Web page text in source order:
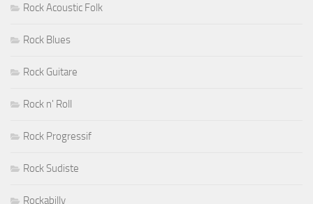
Rock Acoustic Folk
Rock Blues
Rock Guitare
Rock n' Roll
Rock Progressif
Rock Sudiste
Rockabilly